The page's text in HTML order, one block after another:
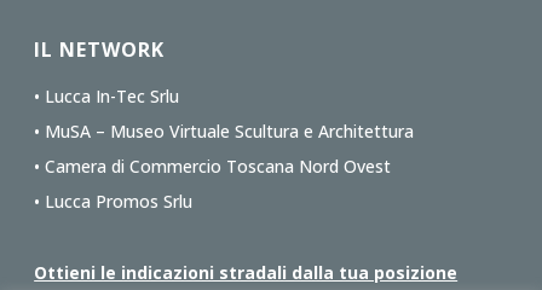
IL NETWORK
• Lucca In-Tec Srlu
• MuSA – Museo Virtuale Scultura e Architettura
• Camera di Commercio Toscana Nord Ovest
• Lucca Promos Srlu
Ottieni le indicazioni stradali dalla tua posizione